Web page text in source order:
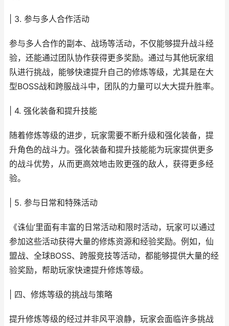
| 3. 参与多人合作活动
参与多人合作的副本、战场等活动，不仅能够提升战斗经
验，还能通过团队协作获得更多奖励。通过与其他玩家组
队进行挑战，能够快速提升自己的修炼等级，尤其是在大
型BOSS战和跨服战斗中，团队的力量可以大大提升胜率。
| 4. 强化装备和提升技能
随着修炼等级的进步，玩家需要不断升级和强化装备，提
升角色的战斗力。强化装备和提升技能能为玩家提供更多
的战斗优势，从而更高效地击败更强的敌人，获得更多经
验。
| 5. 参与日常和特殊活动
《诛仙’里面有丰富的日常活动和限时活动，玩家可以通过
参加这些活动获得大量的修炼资源和经验奖励。例如，仙
盟战、全球BOSS、跨服竞技等活动，都能够提供大量的经
验奖励，帮助玩家快速提升修炼等级。
| 四、修炼等级的挑战与策略
提升修炼等级的经过并非风平浪静，玩家会面临许多挑战